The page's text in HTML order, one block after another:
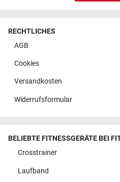
RECHTLICHES
AGB
Cookies
Versandkosten
Widerrufsformular
BELIEBTE FITNESSGERÄTE BEI
Crosstrainer
Laufband